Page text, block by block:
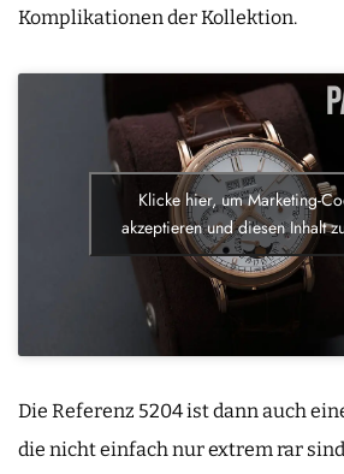
Komplikationen der Kollektion.
Klicke hier, um Marketing-
akzeptieren und diesen Inhalt
Die Referenz 5204 ist dann auch
die nicht einfach nur extrem rar